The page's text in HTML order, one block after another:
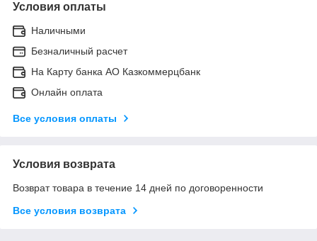
Условия оплаты
Наличными
Безналичный расчет
На Карту банка АО Казкоммерцбанк
Онлайн оплата
Все условия оплаты
Условия возврата
Возврат товара в течение 14 дней по договоренности
Все условия возврата